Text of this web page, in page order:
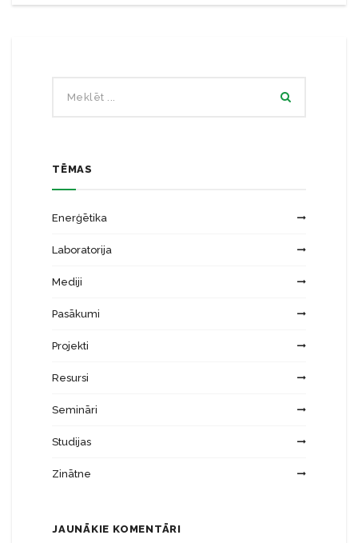
TĒMAS
Enerģētika
Laboratorija
Mediji
Pasākumi
Projekti
Resursi
Semināri
Studijas
Zinātne
JAUNĀKIE KOMENTĀRI